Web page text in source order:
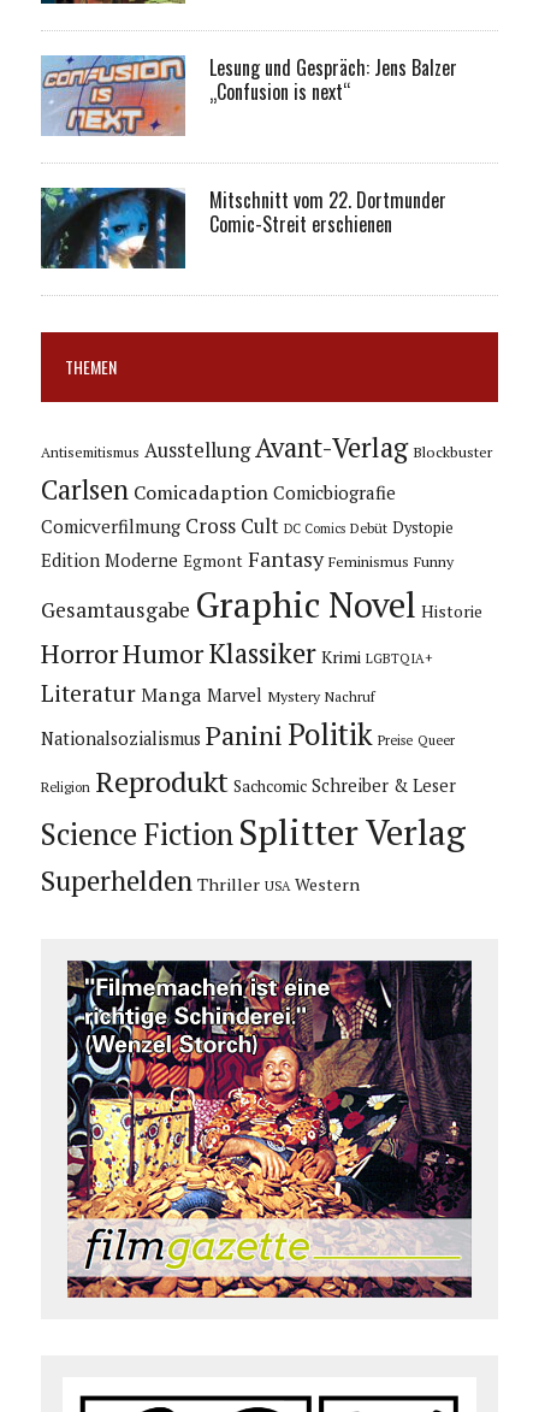
Lesung und Gespräch: Jens Balzer
„Confusion is next“
Mitschnitt vom 22. Dortmunder
Comic-Streit erschienen
THEMEN
Antisemitismus Ausstellung Avant-Verlag Blockbuster
Carlsen Comicadaption Comicbiografie
Comicverfilmung Cross Cult DC Comics Debüt Dystopie
Edition Moderne Egmont Fantasy Feminismus Funny
Gesamtausgabe Graphic Novel Historie
HorrorHumorKlassiker Krimi LGBTQIA+
Literatur Manga Marvel Mystery Nachruf
Nationalsozialismus Panini Politik Preise Queer
Religion Reprodukt Sachcomic Schreiber & Leser
Science Fiction Splitter Verlag
Superhelden Thriller USA Western